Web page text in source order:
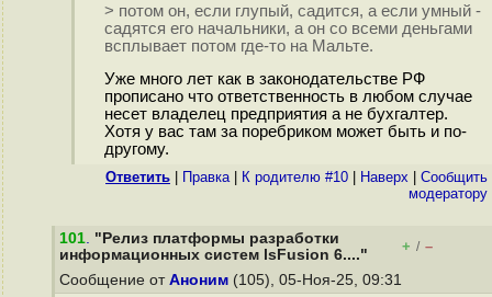
> потом он, если глупый, садится, а если умный -
садятся его начальники, а он со всеми деньгами
всплывает потом где-то на Мальте.
Уже много лет как в законодательстве РФ
прописано что ответственность в любом случае
несет владелец предприятия а не бухгалтер.
Хотя у вас там за поребриком может быть и по-
другому.
Ответить Правка| К родителю #10 Наверх
Cообщить
модератору
101. "Релиз платформы разработки
информационных систем lsFusion 6...."
+ / –
Сообщение от Аноним (105), 05-Ноя-25, 09:31